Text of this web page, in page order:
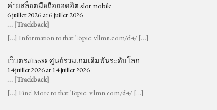
ค่ายสล็อตมือถือยอดฮิต slot mobile
6 juillet 2026 at 6 juillet 2026
… [Trackback]
[…] Information to that Topic: vllmn.com/d4/ […]
เว็บตรงTao88 ศูนย์รวมเกมเดิมพันระดับโลก
14 juillet 2026 at 14 juillet 2026
… [Trackback]
[…] Find More to that Topic: vllmn.com/d4/ […]